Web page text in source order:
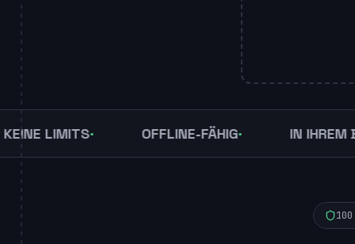
LIMITS OFFLINE-FÄHIG IN IHREM